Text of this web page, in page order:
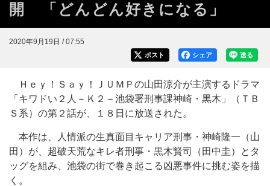
開 「どんどん好きになる」
2020年9月19日 / 07:55
送る
シェア
ポスト
Ｈｅｙ！Ｓａｙ！ＪＵＭＰの山田涼介が主演するドラマ
「キワドい２人－Ｋ２－池袋署刑事課神崎・黒木」（ＴＢ
Ｓ系）の第２話が、１８日に放送された。
本作は、人情派の生真面目キャリア刑事・神崎隆一（山
田）が、超破天荒なキレ者刑事・黒木賢司（田中圭）とタ
ッグを組み、池袋の街で巻き起こる凶悪事件に挑む姿を描
く。